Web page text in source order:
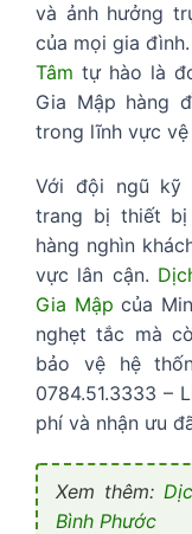
và ảnh hưởng
của mọi gia
Tâm tự hào là
Gia Mập hàng
trong lĩnh vực
Với đội ngũ kỹ
trang bị thiết
hàng nghìn
vực lân cận.
Gia Mập của
nghẹt tắc mà
bảo vệ hệ
0784.51.3333 –
phí và nhận ưu
Xem thêm:
Bình Phước